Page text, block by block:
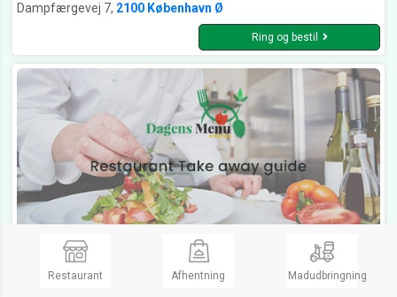
Dampfærgevej 7, 2100 København Ø
Ring og bestil
Momo Wok Box København
Restaurant Afhentning Madudbringning